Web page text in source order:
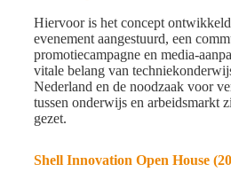
Hiervoor is het concept
evenement aangestuurd, een
promotiecampagne en media-
vitale belang van
Nederland en de noodzaak voor
tussen onderwijs en arbeidsmarkt
gezet.
Shell Innovation Open House